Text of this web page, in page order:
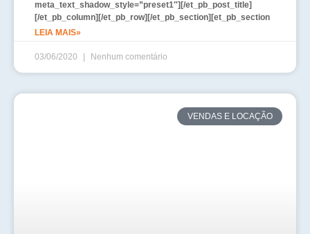
meta_text_shadow_style=”preset1″][/et_pb_post_title]
[/et_pb_column][/et_pb_row][/et_pb_section][et_pb_section
LEIA MAIS»
03/06/2020 Nenhum comentário
VENDAS E LOCAÇÃO